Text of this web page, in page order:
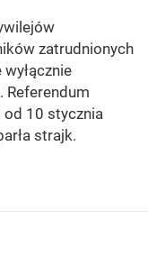
zatrudnionych
Referendum
od 10 stycznia
strajk.